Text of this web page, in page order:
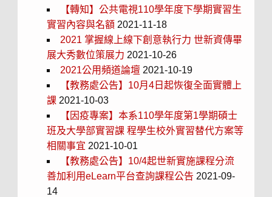
【轉知】公共電視110學年度下學期實習生
實習內容與名額 2021-11-18
2021 掌握線上線下創意執行力 世新資傳畢
展大秀數位策展力 2021-10-26
2021公用頻道論壇 2021-10-19
【教務處公告】10月4日起恢復全面實體上
課2021-10-03
【因疫專案】本系110學年度第1學期碩士
班及大學部實習課 程學生校外實習替代方案等
相關事宜 2021-10-01
【教務處公告】10/4起世新實施課程分流
善加利用eLearn平台查詢課程公告 2021-09-
14